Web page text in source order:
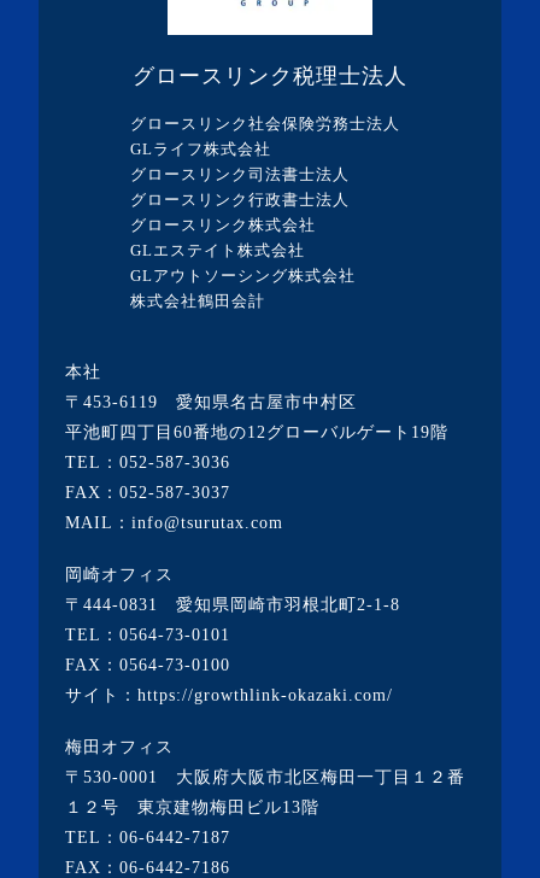
・2023年9月(5記事)
・2023年8月(13記事)
・2023年7月(9記事)
・2023年6月(1記事)
・2023年5月(3記事)
・2023年4月(4記事)
・2023年2月(2記事)
・2023年1月(1記事)
・2022年12月(2記事)
・2022年9月(1記事)
・2022年8月(1記事)
・2022年7月(2記事)
・2022年5月(1記事)
・2022年4月(2記事)
・2022年3月(3記事)
グロースリンク税理士法人
グロースリンク社会保険労務士法人
GLライフ株式会社
グロースリンク司法書士法人
グロースリンク行政書士法人
グロースリンク株式会社
GLエステイト株式会社
GLアウトソーシング株式会社
株式会社鶴田会計
本社
〒453-6119 愛知県名古屋市中村区
平池町四丁目60番地の12グローバルゲート19階
TEL： 052-587-3036
FAX：052-587-3037
MAIL：info@tsurutax.com
岡崎オフィス
〒444-0831 愛知県岡崎市羽根北町2-1-8
TEL： 0564-73-0101
FAX：0564-73-0100
サイト： https://growthlink-okazaki.com/
梅田オフィス
〒530-0001 大阪府大阪市北区梅田一丁目１２番
１２号 東京建物梅田ビル13階
TEL： 06-6442-7187
FAX：06-6442-7186